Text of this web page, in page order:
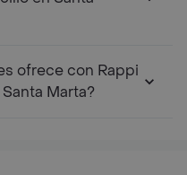
ofrece con Rappi
Marta?